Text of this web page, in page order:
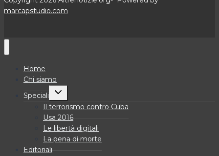
marcapstudio.com
Home
Chi siamo
Speciali
Alterna
menu
figlio
Il terrorismo contro Cuba
Usa 2016
Le libertà digitali
La pena di morte
Editoriali